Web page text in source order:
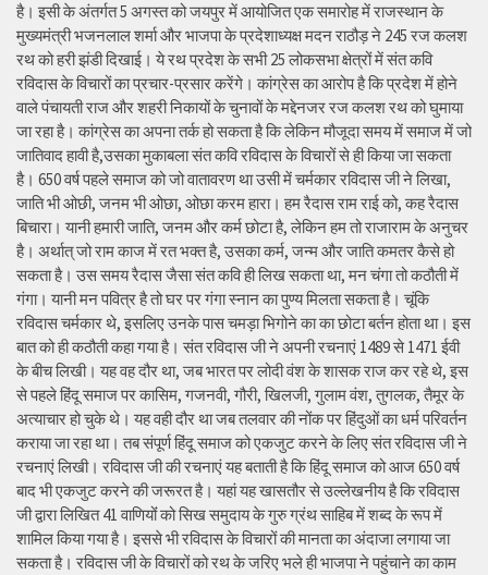
है। इसी के अंतर्गत 5 अगस्त को जयपुर में आयोजित एक समारोह में राजस्थान के
मुख्यमंत्री भजनलाल शर्मा और भाजपा के प्रदेशाध्यक्ष मदन राठौड़ ने 245 रज कलश
रथ को हरी झंडी दिखाई। ये रथ प्रदेश के सभी 25 लोकसभा क्षेत्रों में संत कवि
रविदास के विचारों का प्रचार-प्रसार करेंगे। कांग्रेस का आरोप है कि प्रदेश में होने
वाले पंचायती राज और शहरी निकायों के चुनावों के मद्देनजर रज कलश रथ को घुमाया
जा रहा है। कांग्रेस का अपना तर्क हो सकता है कि लेकिन मौजूदा समय में समाज में जो
जातिवाद हावी है,उसका मुकाबला संत कवि रविदास के विचारों से ही किया जा सकता
है। 650 वर्ष पहले समाज को जो वातावरण था उसी में चर्मकार रविदास जी ने लिखा,
जाति भी ओछी, जनम भी ओछा, ओछा करम हारा। हम रैदास राम राई को, कह रैदास
बिचारा। यानी हमारी जाति, जनम और कर्म छोटा है, लेकिन हम तो राजाराम के अनुचर
है। अर्थात् जो राम काज में रत भक्त है, उसका कर्म, जन्म और जाति कमतर कैसे हो
सकता है। उस समय रैदास जैसा संत कवि ही लिख सकता था, मन चंगा तो कठौती में
गंगा। यानी मन पवित्र है तो घर पर गंगा स्नान का पुण्य मिलता सकता है। चूंकि
रविदास चर्मकार थे, इसलिए उनके पास चमड़ा भिगोने का का छोटा बर्तन होता था। इस
बात को ही कठौती कहा गया है। संत रविदास जी ने अपनी रचनाएं 1489 से 1471 ईवी
के बीच लिखी। यह वह दौर था, जब भारत पर लोदी वंश के शासक राज कर रहे थे, इस
से पहले हिंदू समाज पर कासिम, गजनवी, गौरी, खिलजी, गुलाम वंश, तुगलक, तैमूर के
अत्याचार हो चुके थे। यह वही दौर था जब तलवार की नोंक पर हिंदुओं का धर्म परिवर्तन
कराया जा रहा था। तब संपूर्ण हिंदू समाज को एकजुट करने के लिए संत रविदास जी ने
रचनाएं लिखी। रविदास जी की रचनाएं यह बताती है कि हिंदू समाज को आज 650 वर्ष
बाद भी एकजुट करने की जरूरत है। यहां यह खासतौर से उल्लेखनीय है कि रविदास
जी द्वारा लिखित 41 वाणियोंं को सिख समुदाय के गुरु ग्रंथ साहिब में शब्द के रूप में
शामिल किया गया है। इससे भी रविदास के विचारों की मानता का अंदाजा लगाया जा
सकता है। रविदास जी के विचारों को रथ के जरिए भले ही भाजपा ने पहुंचाने का काम